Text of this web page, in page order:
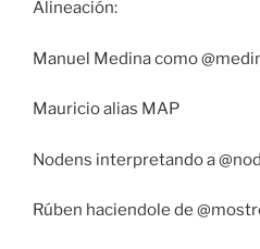
Alineación:
Manuel Medina como
Mauricio alias MAP
Nodens interpretando a
Rúben haciendole de